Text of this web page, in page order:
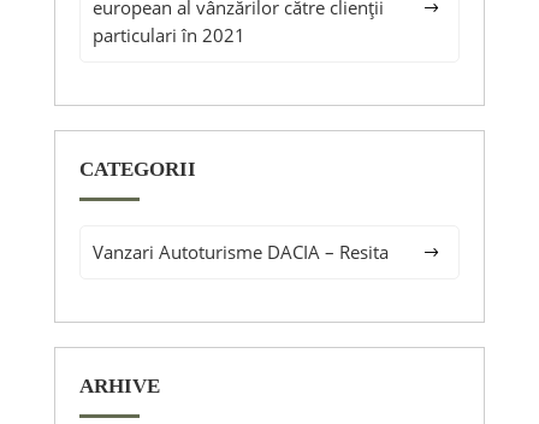
european al vânzărilor către clienții
particulari în 2021
CATEGORII
Vanzari Autoturisme DACIA – Resita
ARHIVEArhive